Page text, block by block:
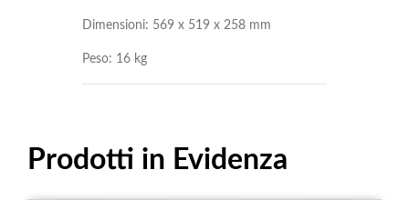
Dimensioni: 569 x 519 x 258 mm
Peso: 16 kg
Prodotti in Evidenza